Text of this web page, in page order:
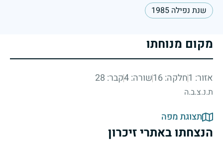
שנת נפילה 1985
מקום מנוחתו
אזור: 1 חלקה: 16 שורה: 4 קבר: 28
ת.נ.צ.ב.ה
תצוגת מפה
הנצחתו באתרי זיכרון